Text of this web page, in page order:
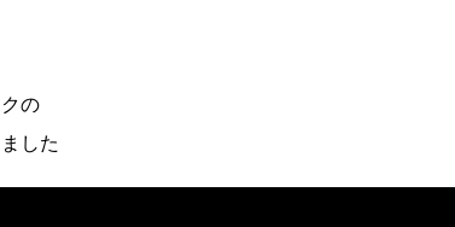
の
した